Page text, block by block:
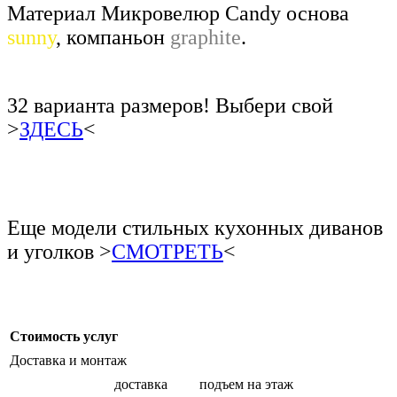
Материал Микровелюр Candy основа
sunny, компаньон graphite.
32 варианта размеров! Выбери свой
>ЗДЕСЬ<
Еще модели стильных кухонных диванов
и уголков >СМОТРЕТЬ<
Стоимость услуг
Доставка и монтаж
доставка
подъем на этаж